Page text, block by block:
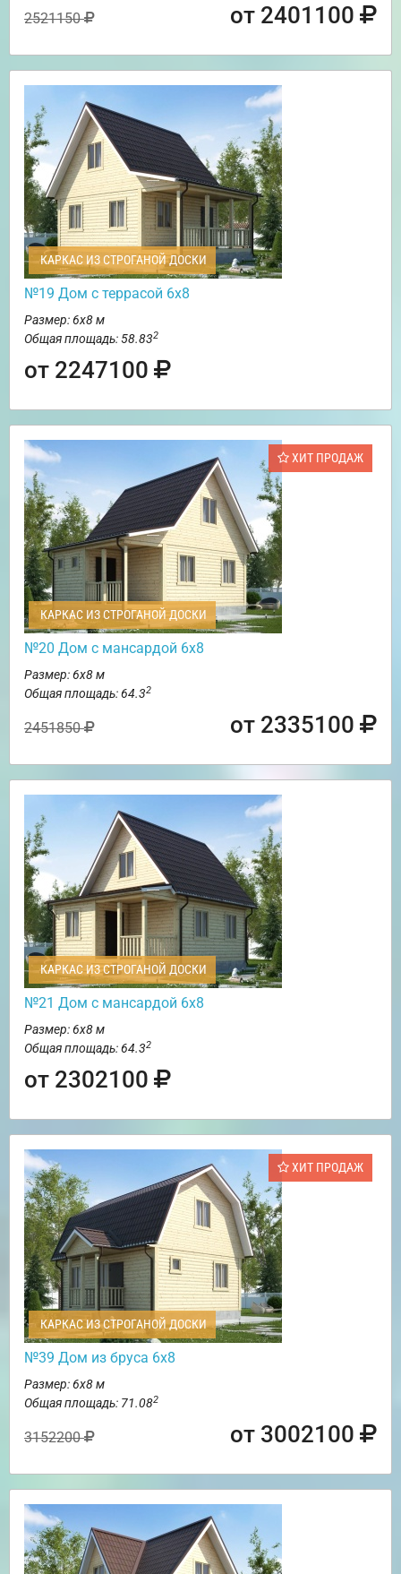
2521150 от 2401100
КАРКАС ИЗ СТРОГАНОЙ ДОСКИ
№19 Дом с террасой 6х8
Размер: 6х8 м
Общая площадь: 58.832
от 2247100
ХИТ ПРОДАЖ
КАРКАС ИЗ СТРОГАНОЙ ДОСКИ
№20 Дом с мансардой 6х8
Размер: 6х8 м
Общая площадь: 64.32
2451850 от 2335100
КАРКАС ИЗ СТРОГАНОЙ ДОСКИ
№21 Дом с мансардой 6х8
Размер: 6х8 м
Общая площадь: 64.32
от 2302100
ХИТ ПРОДАЖ
КАРКАС ИЗ СТРОГАНОЙ ДОСКИ
№39 Дом из бруса 6х8
Размер: 6х8 м
Общая площадь: 71.082
3152200 от 3002100